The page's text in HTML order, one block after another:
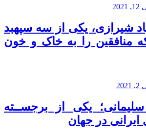
شیرازی، یکی از سه سپهبد
منافقین را به خاک و خون
یکی از برجســته
در جهان